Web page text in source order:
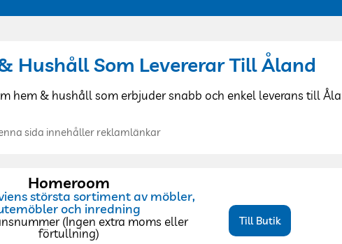
Hushåll Som Levererar Till Åland
hem & hushåll som erbjuder snabb och enkel leverans till
sida innehåller reklamlänkar
Homeroom
största sortiment av möbler,
och inredning
(Ingen extra moms eller
förtullning)
Till Butik